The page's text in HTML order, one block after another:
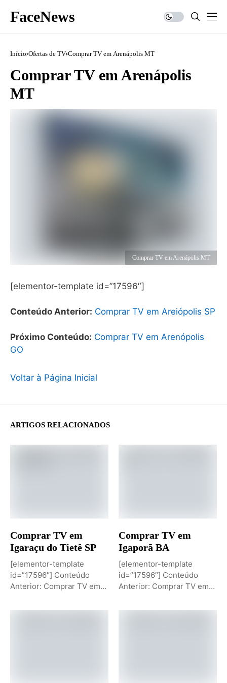
FaceNews
Início Ofertas de TV Comprar TV em Arenápolis MT
Comprar TV em Arenápolis
MT
Comprar TV em Arenápolis MT
[elementor-template id=”17596″]
Conteúdo Anterior: Comprar TV em Areiópolis SP
Próximo Conteúdo: Comprar TV em Arenópolis
GO
Voltar à Página Inicial
ARTIGOS RELACIONADOS
Comprar TV em
Igaraçu do Tietê SP
[elementor-template
id=”17596″] Conteúdo
Anterior: Comprar TV em
Conteúdo: Sobremesa de...
Comprar TV em
Igaporã BA
[elementor-template
id=”17596″] Conteúdo
Anterior: Comprar TV em
Comprar TV...